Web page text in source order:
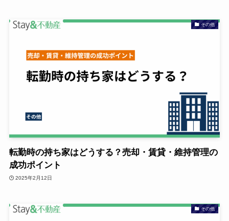
その他
転勤時の持ち家はどうする？売却・賃貸・維持管理の
成功ポイント
2025年2月12日
その他